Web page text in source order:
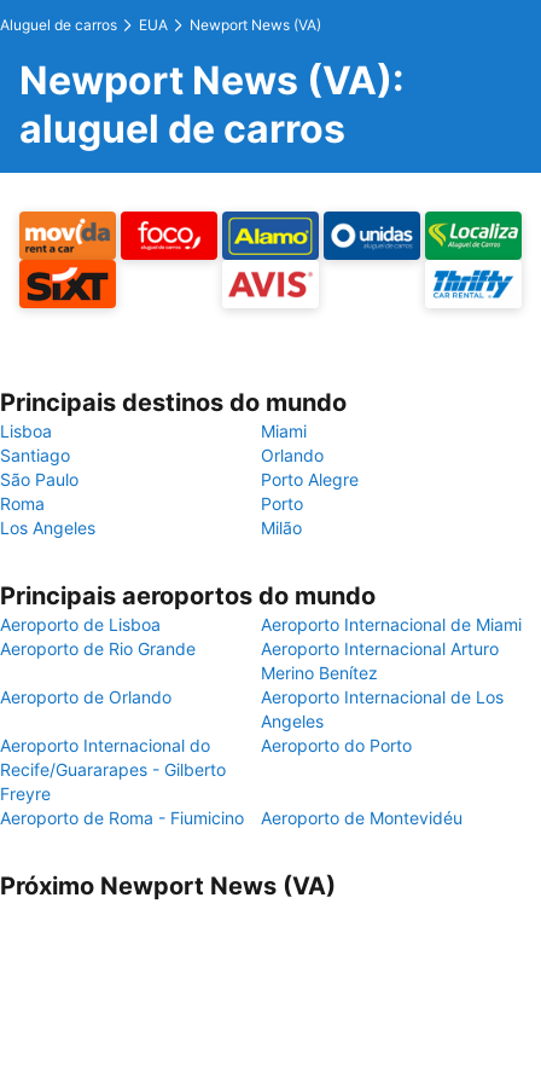
Aluguel de carros EUA Newport News (VA)
Newport News (VA):
aluguel de carros
Principais destinos do mundo
Lisboa
Miami
Santiago
Orlando
São Paulo
Porto Alegre
Roma
Porto
Los Angeles
Milão
Principais aeroportos do mundo
Aeroporto de Lisboa
Aeroporto Internacional de Miami
Aeroporto de Rio Grande
Aeroporto Internacional Arturo
Merino Benítez
Aeroporto de Orlando
Aeroporto Internacional de Los
Angeles
Aeroporto Internacional do
Recife/Guararapes - Gilberto
Freyre
Aeroporto do Porto
Aeroporto de Roma - Fiumicino Aeroporto de Montevidéu
Próximo Newport News (VA)